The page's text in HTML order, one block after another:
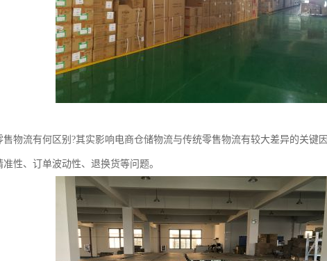
物流有何区别?其实影响电商仓储物流与传统零售物流有较大差异的关键
性、订单波动性、退换货等问题。